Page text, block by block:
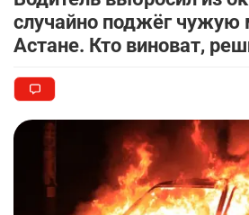
случайно поджёг чужую
Астане. Кто виноват,